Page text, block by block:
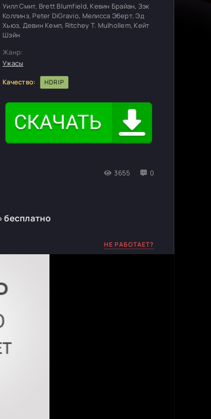
3655 0
Уилл Смит, Brett Blumfield, Кевин Брайан, Зэк
Коллинз, Peter DiGravio, Мелисса Эберт, Эд
Хьюз, Девин Кемп, Ritchey T. Mulhollem, Кейт
Шэйн
Жанр:
Ужасы
Качество: HDRIP
бесплатно
НЕ РАБОТАЕТ?